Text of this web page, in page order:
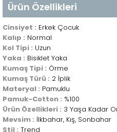
Ürün Özellikleri
Cinsiyet : Erkek Çocuk
Kalıp : Normal
Kol Tipi : Uzun
Yaka : Bisiklet Yaka
Kumaş Tipi : Örme
Kumaş Türü : 2 İplik
Materyal : Pamuklu
Pamuk-Cotton : %100
Ürün Özellikleri : 3 Yaşa Kadar
Mevsim : İlkbahar, Kış, Sonbahar
Stil : Trend